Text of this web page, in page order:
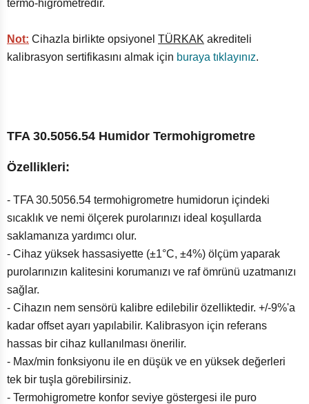
termo-higrometredir.
Not: Cihazla birlikte opsiyonel TÜRKAK akrediteli
kalibrasyon sertifikasını almak için buraya tıklayınız.
TFA 30.5056.54 Humidor Termohigrometre
Özellikleri:
- TFA 30.5056.54 termohigrometre humidorun içindeki
sıcaklık ve nemi ölçerek purolarınızı ideal koşullarda
saklamanıza yardımcı olur.
- Cihaz yüksek hassasiyette (±1°C, ±4%) ölçüm yaparak
purolarınızın kalitesini korumanızı ve raf ömrünü uzatmanızı
sağlar.
- Cihazın nem sensörü kalibre edilebilir özelliktedir. +/-9%'a
kadar offset ayarı yapılabilir. Kalibrasyon için referans
hassas bir cihaz kullanılması önerilir.
- Max/min fonksiyonu ile en düşük ve en yüksek değerleri
tek bir tuşla görebilirsiniz.
- Termohigrometre konfor seviye göstergesi ile puro